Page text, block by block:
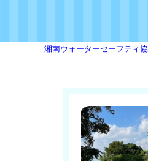
湘南ウォーターセーフティ